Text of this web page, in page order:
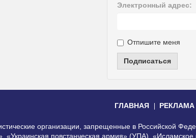
Электронный адрес:
Отпишите меня
Подписаться
ГЛАВНАЯ РЕКЛАМА
организации, запрещенные в Российской
«Украинская повстанческая армия» (УПА),